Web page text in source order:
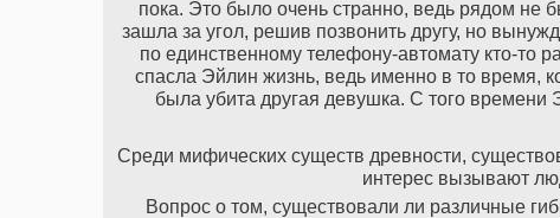
пока. Это было очень странно, ведь рядом не
зашла за угол, решив позвонить другу, но
по единственному телефону-автомату кто-то
спасла Эйлин жизнь, ведь именно в то время,
была убита другая девушка. С того времени
Среди мифических существ древности,
интерес вызывают
Вопрос о том, существовали ли различные